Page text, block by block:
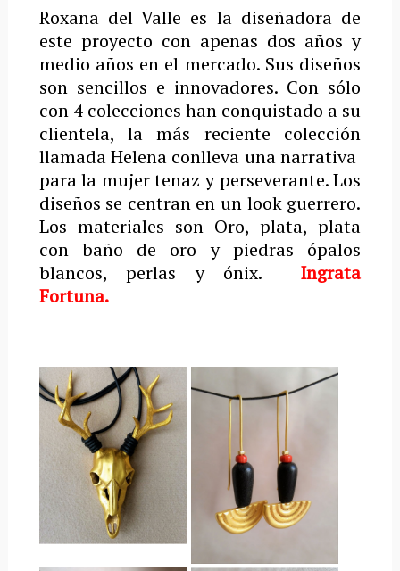
Roxana del Valle es la diseñadora de
este proyecto con apenas dos años y
medio años en el mercado. Sus diseños
son sencillos e innovadores. Con sólo
con 4 colecciones han conquistado a su
clientela, la más reciente colección
llamada Helena conlleva una narrativa
para la mujer tenaz y perseverante. Los
diseños se centran en un look guerrero.
Los materiales son Oro, plata, plata
con baño de oro y piedras ópalos
blancos, perlas y ónix. Ingrata
Fortuna.